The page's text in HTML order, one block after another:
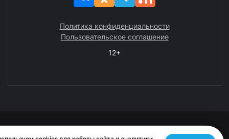
Политика конфиденциальности
Пользовательское соглашение
12+